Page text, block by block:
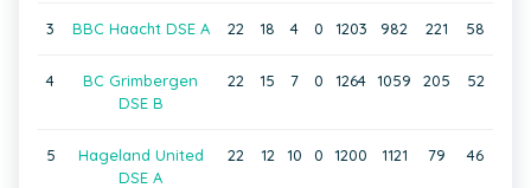
3 BBC Haacht DSE A 22 18 4 0 1203 982 221 58
4
BC Grimbergen
DSE B
22 15 7 0 1264 1059 205 52
5
Hageland United
DSE A
22 12 10 0 1200 1121 79 46